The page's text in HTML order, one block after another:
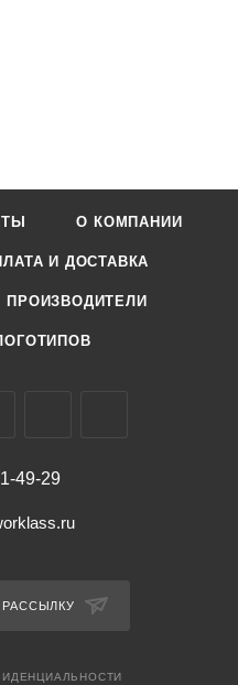
О КОМПАНИИ
И ДОСТАВКА
ПРОИЗВОДИТЕЛИ
49-29